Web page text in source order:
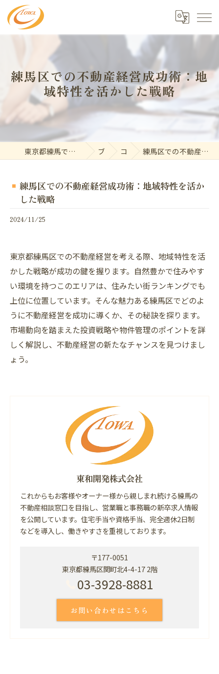
練馬区での不動産経営成功術：地
域特性を活かした戦略
東京都練馬で不動産の求人なら東和開発株式会社 ブログ コラム 練馬区での不動産経営成功術：地域特性を活かした戦略
練馬区での不動産経営成功術：地域特性を活か
した戦略
2024/11/25
東京都練馬区での不動産経営を考える際、地域特性を活
かした戦略が成功の鍵を握ります。自然豊かで住みやす
い環境を持つこのエリアは、住みたい街ランキングでも
上位に位置しています。そんな魅力ある練馬区でどのよ
うに不動産経営を成功に導くか、その秘訣を探ります。
市場動向を踏まえた投資戦略や物件管理のポイントを詳
しく解説し、不動産経営の新たなチャンスを見つけまし
ょう。
東和開発株式会社
これからもお客様やオーナー様から親しまれ続ける練馬の
不動産相談窓口を目指し、営業職と事務職の新卒求人情報
を公開しています。住宅手当や資格手当、完全週休2日制
などを導入し、働きやすさを重視しております。
〒177-0051
東京都練馬区関町北4-4-17 2階
03-3928-8881
お問い合わせはこちら